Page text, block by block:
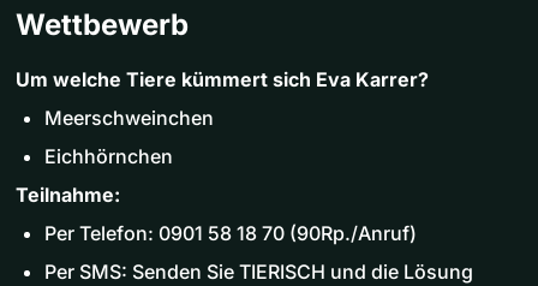
Wettbewerb
Um welche Tiere kümmert sich Eva Karrer?
Meerschweinchen
Eichhörnchen
Teilnahme:
Per Telefon: 0901 58 18 70 (90Rp./Anruf)
Per SMS: Senden Sie TIERISCH und die Lösung